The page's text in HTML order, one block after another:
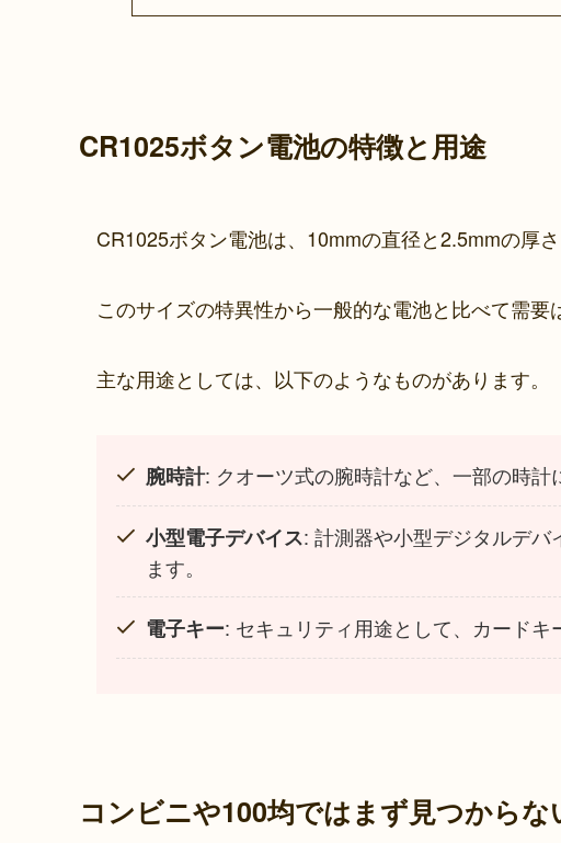
CR1025ボタン電池の特徴と用途
CR1025ボタン電池は、10mmの直径と2.5mmの厚
このサイズの特異性から一般的な電池と比べて需要
主な用途としては、以下のようなものがあります。
腕時計: クオーツ式の腕時計など、一部の時計
小型電子デバイス: 計測器や小型デジタルデ
ます。
電子キー: セキュリティ用途として、カードキ
コンビニや100均ではまず見つからな